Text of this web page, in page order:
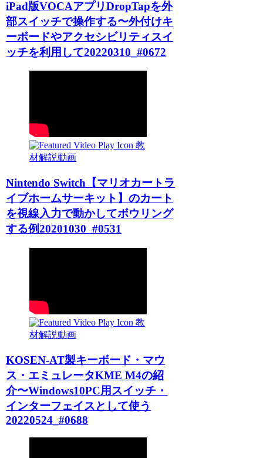
iPad版VOCAアプリDropTapを外
部スイッチで操作する〜外付けキ
ーボードやアクセシビリティスイ
ッチを利用して20220310_#0672
教
材解説動画
Nintendo Switch【マリオカートラ
イブホームサーキット】のカート
を視線入力で動かしてボウリング
する例20201030_#0531
教
材解説動画
KOSEN-AT製キーボード・マウ
ス・エミュレータKME M4の紹
介〜Windows10PC用スイッチ・
インターフェイスとして使う
20220524_#0688